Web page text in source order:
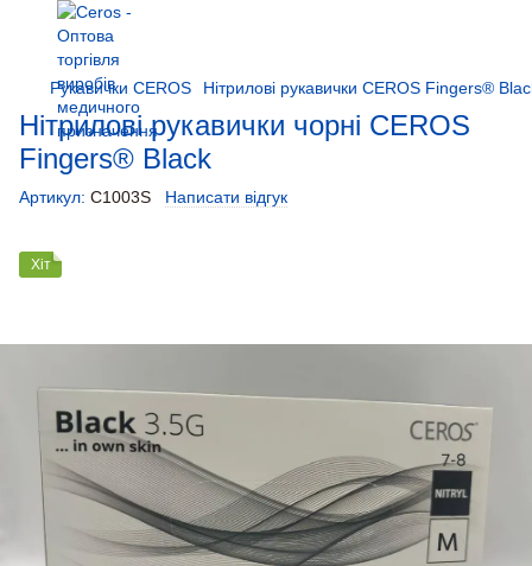
Рукавички CEROS Нітрилові рукавички CEROS Fingers®
Нітрилові рукавички чорні CEROS
Fingers® Black
Артикул: С1003S Написати відгук
Хіт